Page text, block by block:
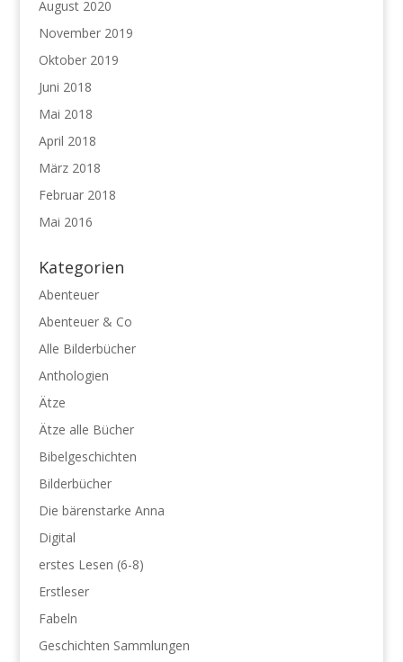
August 2020
November 2019
Oktober 2019
Juni 2018
Mai 2018
April 2018
März 2018
Februar 2018
Mai 2016
Kategorien
Abenteuer
Abenteuer & Co
Alle Bilderbücher
Anthologien
Ätze
Ätze alle Bücher
Bibelgeschichten
Bilderbücher
Die bärenstarke Anna
Digital
erstes Lesen (6-8)
Erstleser
Fabeln
Geschichten Sammlungen